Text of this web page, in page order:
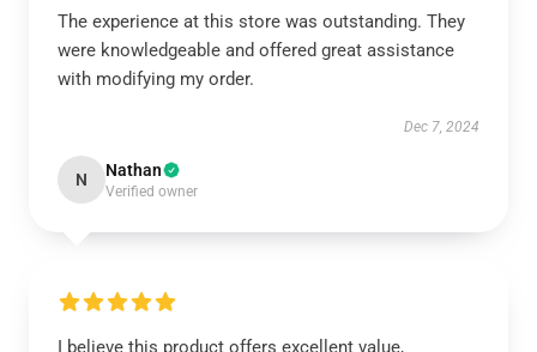
The experience at this store was outstanding. They
were knowledgeable and offered great assistance
with modifying my order.
Dec 7, 2024
N Nathan
Verified owner
I believe this product offers excellent value,